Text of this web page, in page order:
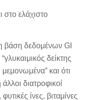
στο ελάχιστο
βάση δεδομένων GI
δείκτης
και ότι
διατροφικοί
ίνες, βιταμίνες